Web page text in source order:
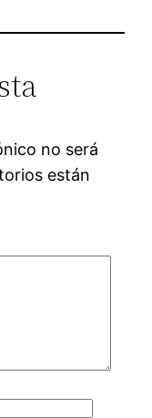
no será
están